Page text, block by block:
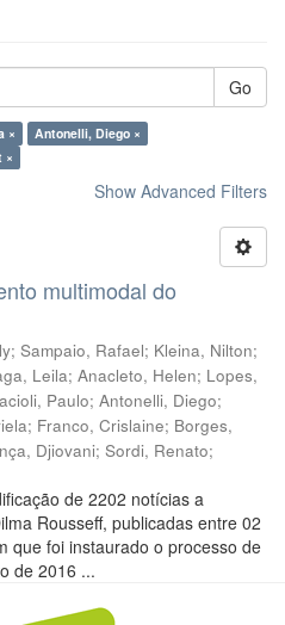
Go
×
Antonelli, Diego ×
×
Show Advanced Filters
multimodal do
; Sampaio, Rafael; Kleina, Nilton;
Leila; Anacleto, Helen; Lopes,
Paulo; Antonelli, Diego;
; Franco, Crislaine; Borges,
Djiovani; Sordi, Renato;
de 2202 notícias a
Rousseff, publicadas entre 02
que foi instaurado o processo de
de 2016 ...